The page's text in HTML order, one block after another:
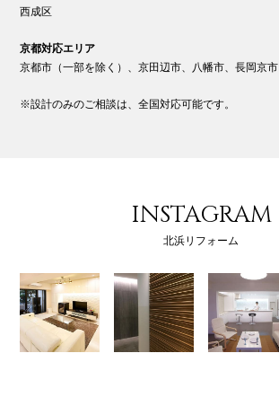
西成区
京都対応エリア
京都市（一部を除く）、京田辺市、八幡市、長岡京市
※設計のみのご相談は、全国対応可能です。
INSTAGRAM
北浜リフォーム